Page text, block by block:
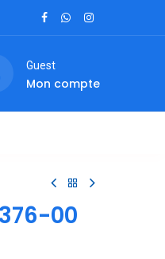
Guest
Mon compte
00